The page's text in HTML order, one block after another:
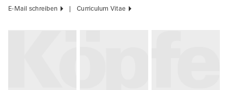
E-Mail schreiben Curriculum Vitae